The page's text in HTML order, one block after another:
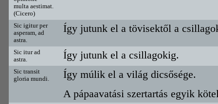
multa aestimat.
(Cicero)
Sic igitur per
asperam, ad
astra.
Így jutunk el a tövisektől a
Sic itur ad
astra.
Így jutunk el a csillagokig.
Sic transit
gloria mundi.
Így múlik el a világ dicsősége.
A pápaavatási szertartás egyik